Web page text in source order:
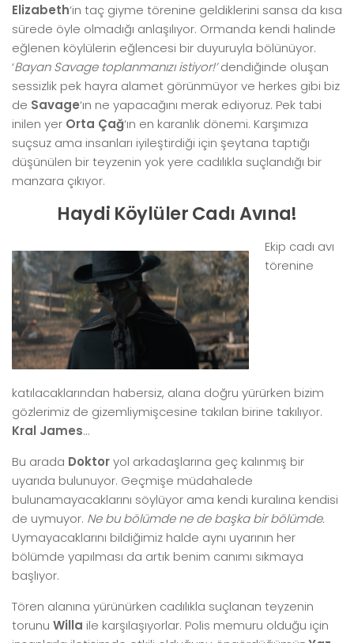
Elizabeth‘in taç giyme törenine geldiklerini sansa da kısa
sürede öyle olmadığı anlaşılıyor. Ormanda kendi halinde
eğlenen köylülerin eğlencesi bir duyuruyla bölünüyor.
‘Bayan Savage toplanmanızı istiyor!’dendiğinde oluşan
sessizlik pek hayra alamet görünmüyor ve herkes gibi biz
de Savage‘ın ne yapacağını merak ediyoruz. Pek tabi
inilen yer Orta Çağ‘ın en karanlık dönemi. Karşımıza
suçsuz ama insanları iyileştirdiği için şeytana taptığı
düşünülen bir teyzenin yok yere cadılıkla suçlandığı bir
manzara çıkıyor.
Haydi Köylüler Cadı Avına!
Ekip cadı avı
törenine
katılacaklarından habersiz, alana doğru yürürken bizim
gözlerimiz de gizemliymişcesine takılan birine takılıyor.
Kral James…
Bu arada Doktoryol arkadaşlarına geç kalınmış bir
uyarıda bulunuyor. Geçmişe müdahalede
bulunamayacaklarını söylüyor ama kendi kuralına kendisi
de uymuyor. Ne bu bölümde ne de başka bir bölümde.
Uymayacaklarını bildiğimiz halde aynı uyarının her
bölümde yapılması da artık benim canımı sıkmaya
başlıyor.
Tören alanına yürünürken cadılıkla suçlanan teyzenin
torunu Willa ile karşılaşıyorlar. Polis memuru olduğu için